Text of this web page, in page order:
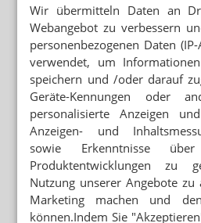
Wir übermitteln Daten an
Webangebot zu verbessern
personenbezogenen Daten
verwendet, um
speichern und /oder darauf
Geräte-Kennungen oder
personalisierte Anzeigen
Anzeigen- und
sowie Erkenntnisse
Produktentwicklungen zu
Nutzung unserer Angebote
Marketing machen und
können.Indem Sie